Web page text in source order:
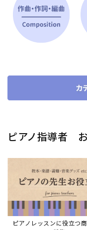
ピアノ指導者
ピアノレッスンに役立つ